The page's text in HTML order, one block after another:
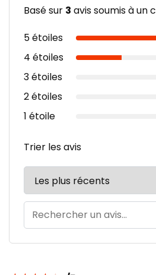
Basé sur 3 avis soumis à un
5 étoiles
4 étoiles
3 étoiles
2 étoiles
1 étoile
Trier les avis